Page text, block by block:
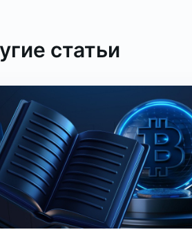
статьи